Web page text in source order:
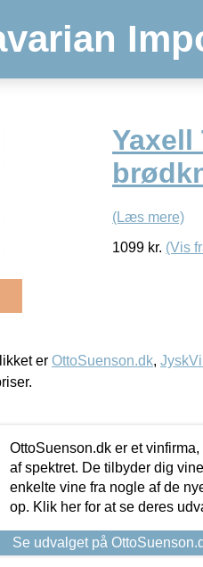
Yaxell
(Læs mere)
1099 kr. (Vis
er OttoSuenson.dk,
OttoSuenson.dk er et
af spektret. De tilbyder dig
enkelte vine fra nogle af de
op. Klik her for at se deres
Se udvalget på